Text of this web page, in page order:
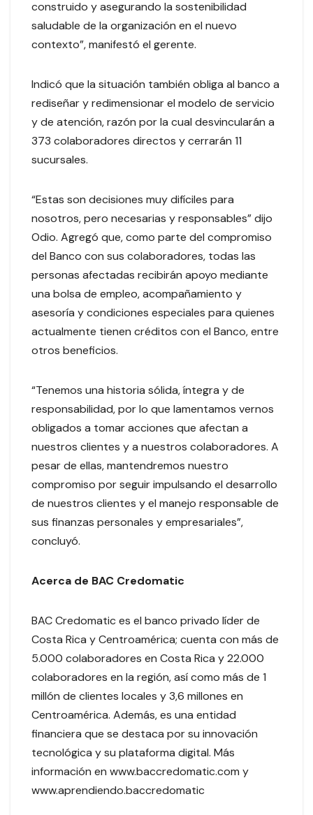
construido y asegurando la sostenibilidad
saludable de la organización en el nuevo
contexto”, manifestó el gerente.
Indicó que la situación también obliga al banco a
rediseñar y redimensionar el modelo de servicio
y de atención, razón por la cual desvincularán a
373 colaboradores directos y cerrarán 11
sucursales.
“Estas son decisiones muy difíciles para
nosotros, pero necesarias y responsables” dijo
Odio. Agregó que, como parte del compromiso
del Banco con sus colaboradores, todas las
personas afectadas recibirán apoyo mediante
una bolsa de empleo, acompañamiento y
asesoría y condiciones especiales para quienes
actualmente tienen créditos con el Banco, entre
otros beneficios.
“Tenemos una historia sólida, íntegra y de
responsabilidad, por lo que lamentamos vernos
obligados a tomar acciones que afectan a
nuestros clientes y a nuestros colaboradores. A
pesar de ellas, mantendremos nuestro
compromiso por seguir impulsando el desarrollo
de nuestros clientes y el manejo responsable de
sus finanzas personales y empresariales”,
concluyó.
Acerca de BAC Credomatic
BAC Credomatic es el banco privado líder de
Costa Rica y Centroamérica; cuenta con más de
5.000 colaboradores en Costa Rica y 22.000
colaboradores en la región, así como más de 1
millón de clientes locales y 3,6 millones en
Centroamérica. Además, es una entidad
financiera que se destaca por su innovación
tecnológica y su plataforma digital. Más
información en www.baccredomatic.com y
www.aprendiendo.baccredomatic